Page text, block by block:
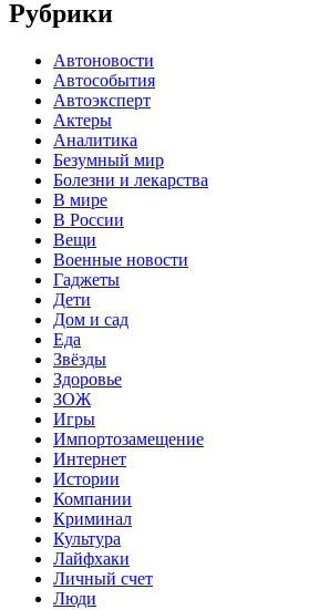
Рубрики
Автоновости
Автособытия
Автоэксперт
Актеры
Аналитика
Безумный мир
Болезни и лекарства
В мире
В России
Вещи
Военные новости
Гаджеты
Дети
Дом и сад
Еда
Звёзды
Здоровье
ЗОЖ
Игры
Импортозамещение
Интернет
Истории
Компании
Криминал
Культура
Лайфхаки
Личный счет
Люди